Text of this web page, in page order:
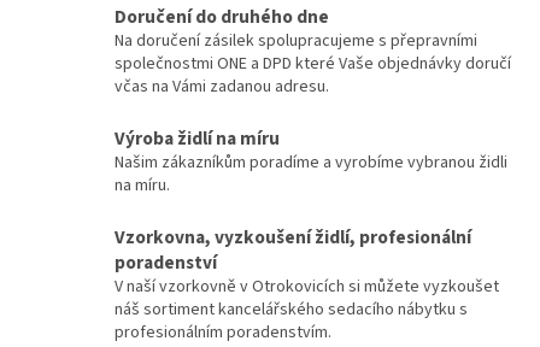
Doručení do druhého dne
Na doručení zásilek spolupracujeme s přepravními
společnostmi ONE a DPD které Vaše objednávky doručí
včas na Vámi zadanou adresu.
Výroba židlí na míru
Našim zákazníkům poradíme a vyrobíme vybranou židli
na míru.
Vzorkovna, vyzkoušení židlí, profesionální
poradenství
V naší vzorkovně v Otrokovicích si můžete vyzkoušet
náš sortiment kancelářského sedacího nábytku s
profesionálním poradenstvím.